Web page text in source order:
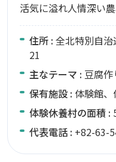
活気に溢れ人情深い
住所 : 全北特別自
21
主なテーマ : 豆腐
保有施設 : 体験館
体験休養村の面積 :
代表電話 : +82-63-